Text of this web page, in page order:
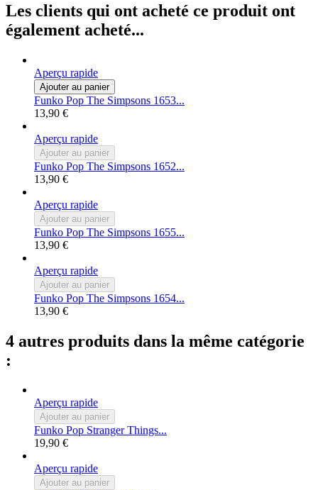
Les clients qui ont acheté ce produit ont
également acheté...
Aperçu rapide
Ajouter au panier
Funko Pop The Simpsons 1653...
13,90 €
Aperçu rapide
Ajouter au panier
Funko Pop The Simpsons 1652...
13,90 €
Aperçu rapide
Ajouter au panier
Funko Pop The Simpsons 1655...
13,90 €
Aperçu rapide
Ajouter au panier
Funko Pop The Simpsons 1654...
13,90 €
4 autres produits dans la même catégorie
:
Aperçu rapide
Ajouter au panier
Funko Pop Stranger Things...
19,90 €
Aperçu rapide
Ajouter au panier